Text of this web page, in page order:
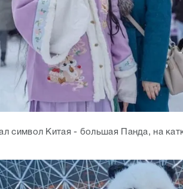
символ Китая - большая Панда, на